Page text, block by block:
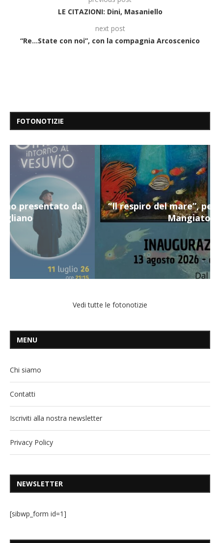
LE CITAZIONI: Dini, Masaniello
next post
“Re…State con noi”, con la compagnia Arcoscenico
FOTONOTIZIE
“Il respiro del mare”, personale di Terry
Mangiatordi
Vedi tutte le fotonotizie
MENU
Chi siamo
Contatti
Iscriviti alla nostra newsletter
Privacy Policy
NEWSLETTER
[sibwp_form id=1]